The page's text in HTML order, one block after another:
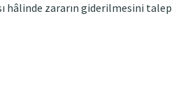
hâlinde zararın giderilmesini talep